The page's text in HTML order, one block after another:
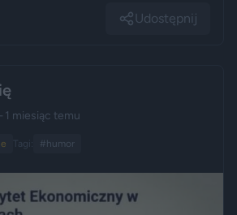
Udostępnij
miesiąc temu
Tagi: #humor